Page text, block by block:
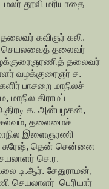
தூவி மரியாதை
கவிஞர் கலி.
செயலவைத் தலைவர்
தலைவர்
வழக்குரைஞர் ச.
பாசறை மாநிலச்
கிராமப்
க. அன்பழகன்,
தலைமைச்
மாநில இளைஞரணி
தென் சென்னை
செ.ர.
டி.ஆர். சேதுராமன்,
செயலாளர் பெரியார்